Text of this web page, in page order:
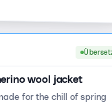
wool jacket
for the chill of spring